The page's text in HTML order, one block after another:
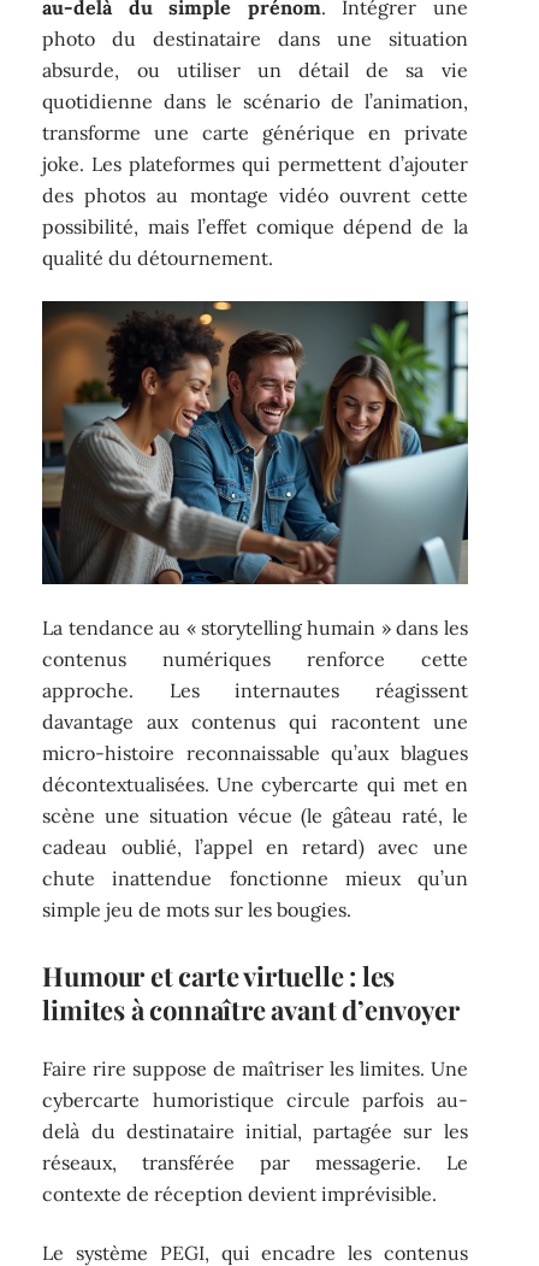
au-delà du simple prénom. Intégrer une
photo du destinataire dans une situation
absurde, ou utiliser un détail de sa vie
quotidienne dans le scénario de l’animation,
transforme une carte générique en private
joke. Les plateformes qui permettent d’ajouter
des photos au montage vidéo ouvrent cette
possibilité, mais l’effet comique dépend de la
qualité du détournement.
La tendance au « storytelling humain » dans les
contenus numériques renforce cette
approche. Les internautes réagissent
davantage aux contenus qui racontent une
micro-histoire reconnaissable qu’aux blagues
décontextualisées. Une cybercarte qui met en
scène une situation vécue (le gâteau raté, le
cadeau oublié, l’appel en retard) avec une
chute inattendue fonctionne mieux qu’un
simple jeu de mots sur les bougies.
Humour et carte virtuelle : les
limites à connaître avant d’envoyer
Faire rire suppose de maîtriser les limites. Une
cybercarte humoristique circule parfois au-
delà du destinataire initial, partagée sur les
réseaux, transférée par messagerie. Le
contexte de réception devient imprévisible.
Le système PEGI, qui encadre les contenus